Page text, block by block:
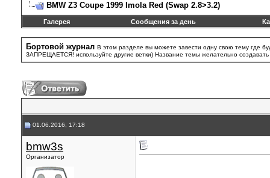
BMW Z3 Coupe 1999 Imola Red (Swap 2.8>3.2)
Галерея Сообщения за день
Бортовой журнал В этом разделе вы можете завести одну свою тему где
ЗАПРЕЩАЕТСЯ! используйте другие ветки) Название темы желательно создавать
01.06.2016, 17:18
bmw3s
Организатор